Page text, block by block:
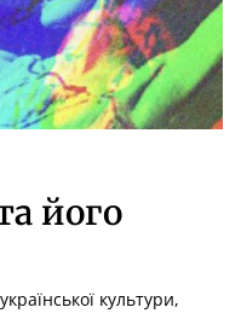
його